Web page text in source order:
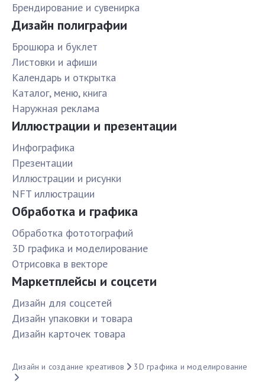
Брендирование и сувенирка
Дизайн полиграфии
Брошюра и буклет
Листовки и афиши
Календарь и открытка
Каталог, меню, книга
Наружная реклама
Иллюстрации и презентации
Инфографика
Презентации
Иллюстрации и рисунки
NFT иллюстрации
Обработка и графика
Обработка фототографий
3D графика и моделирование
Отрисовка в векторе
Маркетплейсы и соцсети
Дизайн для соцсетей
Дизайн упаковки и товара
Дизайн карточек товара
Дизайн и создание креативов
3D графика и моделирование